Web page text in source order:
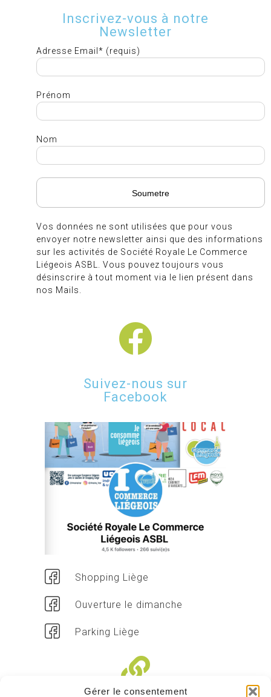
Gérer le consentement
Inscrivez-vous à notre
Newsletter
Adresse Email* (requis)
Prénom
Nom
Vos données ne sont utilisées que pour vous
envoyer notre newsletter ainsi que des informations
sur les activités de Société Royale Le Commerce
Liégeois ASBL. Vous pouvez toujours vous
désinscrire à tout moment via le lien présent dans
nos Mails.
Suivez-nous sur
Facebook
Shopping Liège
Ouverture le dimanche
Parking Liège